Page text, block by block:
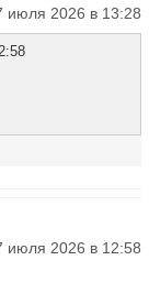
июля 2026 в 13:28
июля 2026 в 12:58